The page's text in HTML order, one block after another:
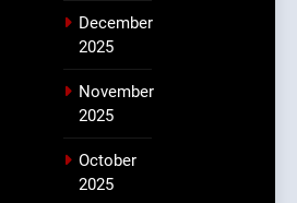
December
2025
November
2025
October
2025